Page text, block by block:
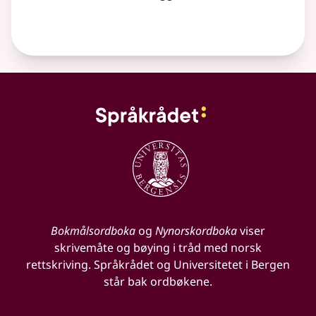
Bokmålsordbokaog Nynorskordbokaviser
skrivemåte og bøying i tråd med norsk
rettskriving. Språkrådet og Universitetet i Bergen
står bak ordbøkene.